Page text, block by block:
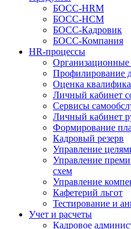
БОСС-HRM
БОСС-HCM
БОСС-Кадровик
БОСС-Компания
HR-процессы
Организационные
Профилирование
Оценка
Личный кабинет
Сервисы
Личный кабинет
Формирование
Кадровый резерв
Управление
Управление
схем
Управление
Кафетерий льгот
Тестирование и
Учет и расчеты
Кадровое